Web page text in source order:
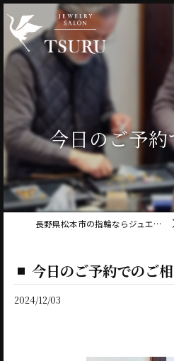
今日のご予
長野県松本市の指輪ならジュエリーサロン鶴
今日のご予約でのご
2024/12/03